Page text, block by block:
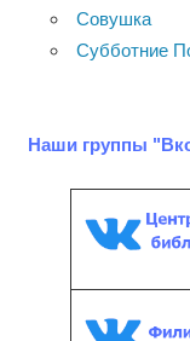
Совушка
Субботние
Наши группы